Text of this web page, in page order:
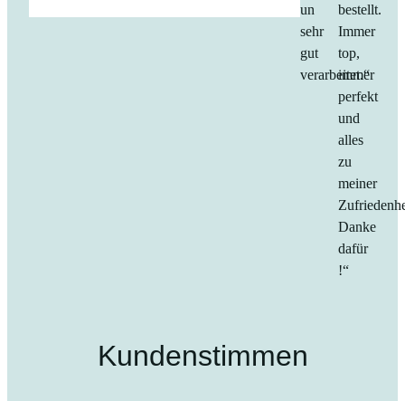
un
sehr
gut
verarbeitet.“
bestellt.
Immer
top,
immer
perfekt
und
alles
zu
meiner
Danke
dafür
!“
Kundenstimmen